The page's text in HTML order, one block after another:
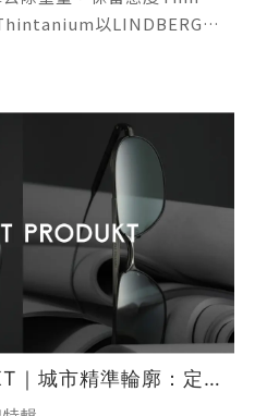
以LINDBERG開
，重量僅3.3克。超薄設
內圈的設計為您個性化您的
內圈源自於我們對簡約完美
其中找不到任何螺絲、鉚
幾乎無感，卻結構完整一體式
切割與壓製工藝，使鏡框厚
穩定與耐用度。鏡框視覺更
部輪廓，讓五官成為焦點，
飾，沒有複雜零件。
一貫的「螺絲自
計之中，使鏡框呈現高度純
是平衡、是安定，而不是設
｜城市精準輪廓：定義